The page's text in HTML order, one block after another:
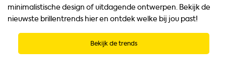
minimalistische design of uitdagende ontwerpen. Bekijk de
nieuwste brillentrends hier en ontdek welke bij jou past!
Bekijk de trends